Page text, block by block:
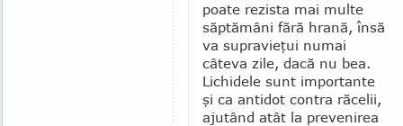
poate rezista mai multe
săptămâni fără hra­nă, însă
va supravieţui numai
câteva zile, dacă nu bea.
Lichidele sunt importante
şi ca antidot contra răce­lii,
ajutând atât la prevenirea